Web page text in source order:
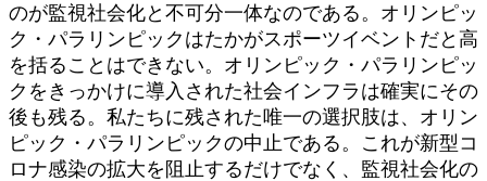
のが監視社会化と不可分一体なのである。オリンピッ
ク・パラリンピックはたかがスポーツイベントだと高
を括ることはできない。オリンピック・パラリンピッ
クをきっかけに導入された社会インフラは確実にその
後も残る。私たちに残された唯一の選択肢は、オリン
ピック・パラリンピックの中止である。これが新型コ
ロナ感染の拡大を阻止するだけでなく、監視社会化の